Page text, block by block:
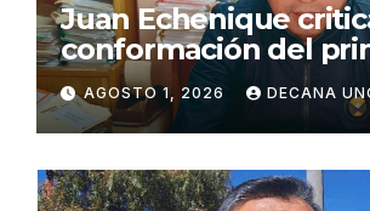
Juan Echenique
conformación del
gabinete ministerial
Fujimori
AGOSTO 1, 2026 DECANA